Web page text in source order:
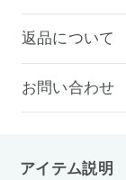
返品について
お問い合わせ
アイテム説明